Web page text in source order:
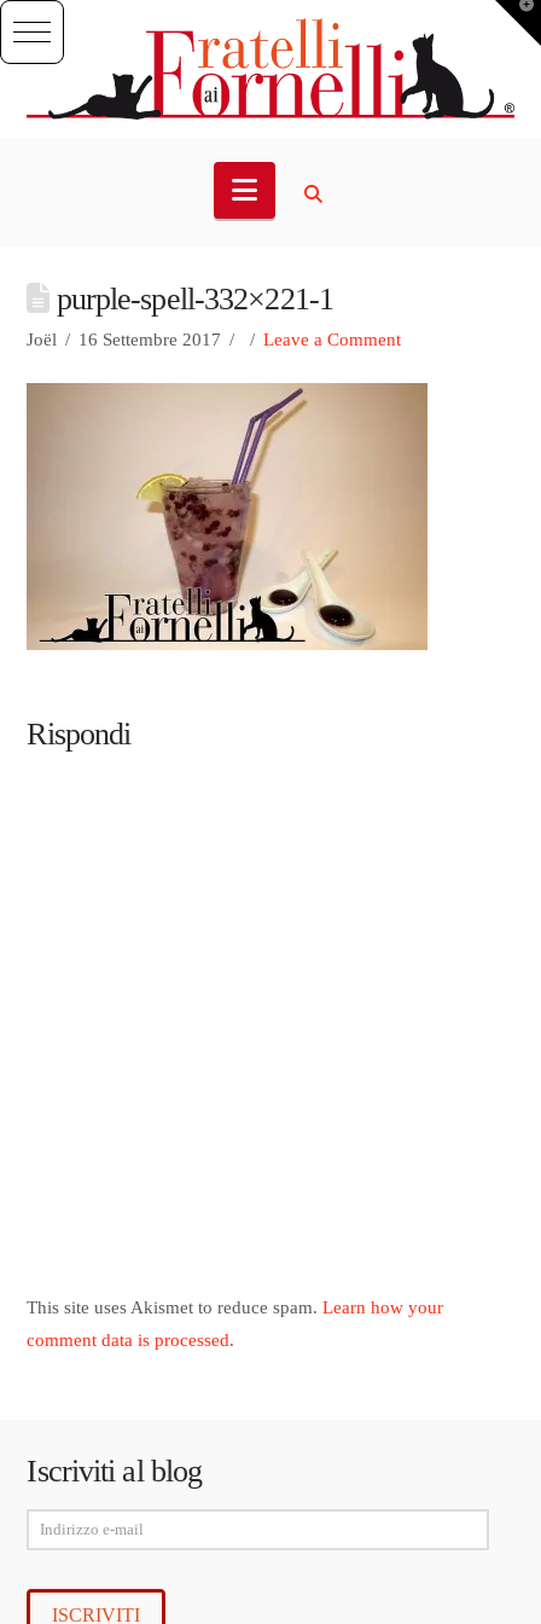
Navigation
purple-spell-332×221-1
Joël 16 Settembre 2017 Leave a Comment
Rispondi
This site uses Akismet to reduce spam.Learn how your
comment data is processed.
Iscriviti al blog
Indirizzo
e-
mail
ISCRIVITI